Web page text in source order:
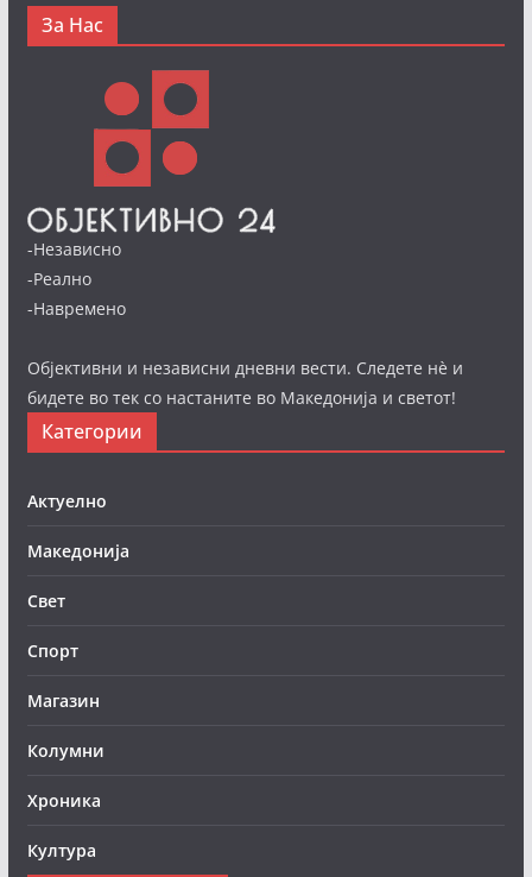
За Нас
-Независно
-Реално
-Навремено
Објективни и независни дневни вести. Следете нè и
бидете во тек со настаните во Македонија и светот!
Категории
Актуелно
Македонија
Свет
Спорт
Магазин
Колумни
Хроника
Култура